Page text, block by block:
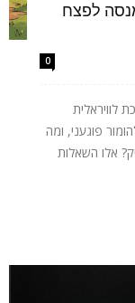
לפצח
0
לוויראלית
פוגעני, ומה
אלו השאלות